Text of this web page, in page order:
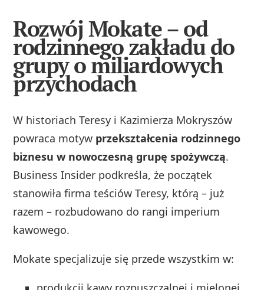
Rozwój Mokate – od
rodzinnego zakładu do
grupy o miliardowych
przychodach
W historiach Teresy i Kazimierza Mokryszów
powraca motyw przekształcenia rodzinnego
biznesu w nowoczesną grupę spożywczą.
Business Insider podkreśla, że początek
stanowiła firma teściów Teresy, którą – już
razem – rozbudowano do rangi imperium
kawowego.
Mokate specjalizuje się przede wszystkim w: